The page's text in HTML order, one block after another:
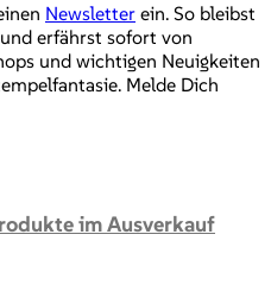
Newsletter ein. So bleibst
erfährst sofort von
und wichtigen Neuigkeiten
Melde Dich
im Ausverkauf